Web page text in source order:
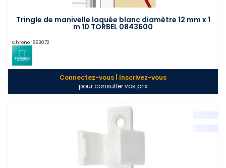
Tringle de manivelle laquée blanc diamètre 12 mm x 1
m 10 TORBEL 0843600
Chrono : 863072
Connectez-vous | Inscrivez-vous
pour consulter vos prix